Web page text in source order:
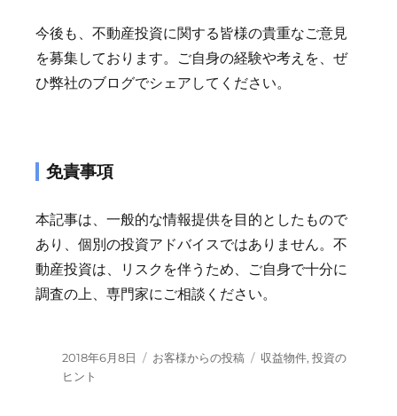
今後も、不動産投資に関する皆様の貴重なご意見
を募集しております。ご自身の経験や考えを、ぜ
ひ弊社のブログでシェアしてください。
免責事項
本記事は、一般的な情報提供を目的としたもので
あり、個別の投資アドバイスではありません。不
動産投資は、リスクを伴うため、ご自身で十分に
調査の上、専門家にご相談ください。
投
稿
2018年6月8日
カ
お客様からの投稿
タ
収益物件,投資の
ヒント